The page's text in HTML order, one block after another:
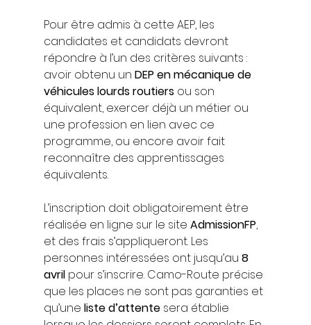
Pour être admis à cette AEP, les
candidates et candidats devront
répondre à l’un des critères suivants :
avoir obtenu un DEP en mécanique de
véhicules lourds routiers ou son
équivalent, exercer déjà un métier ou
une profession en lien avec ce
programme, ou encore avoir fait
reconnaître des apprentissages
équivalents.
L’inscription doit obligatoirement être
réalisée en ligne sur le site AdmissionFP,
et des frais s’appliqueront. Les
personnes intéressées ont jusqu’au 8
avril pour s’inscrire. Camo-Route précise
que les places ne sont pas garanties et
qu’une liste d’attente sera établie